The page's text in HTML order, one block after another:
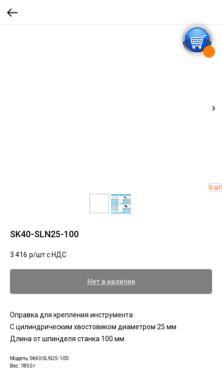
SK40-SLN25-100
3 416 р/шт c НДС
Нет в наличии
Оправка для крепления инструмента
С цилиндрическим хвостовиком диаметром 25 мм
Длина от шпинделя станка 100 мм
Модель: SK40-SLN25-100
Вес: 1850 г